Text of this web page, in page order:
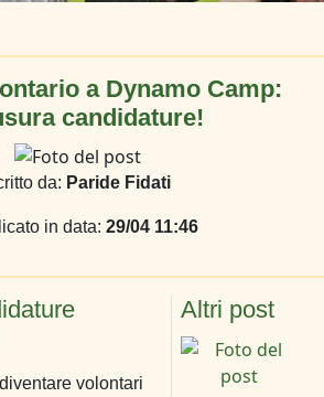
a Dynamo Camp:
candidature!
da: Paride Fidati
in data: 29/04 11:46
volontari
Altri post